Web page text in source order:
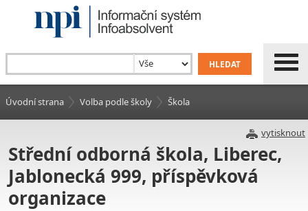
Úvodní strana Volba podle školy Škola
vytisknout
Střední odborná škola, Liberec,
Jablonecká 999, příspěvková
organizace